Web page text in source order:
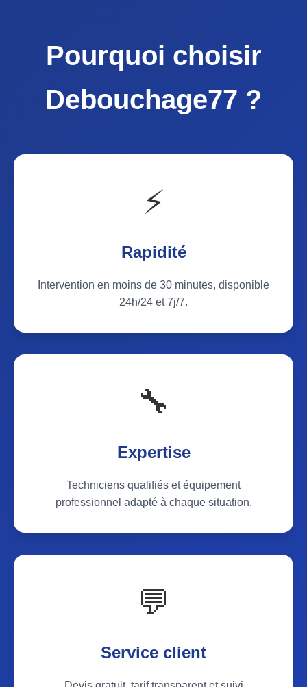
Pourquoi choisir
Debouchage77 ?
⚡
Rapidité
Intervention en moins de 30 minutes, disponible
24h/24 et 7j/7.
🔧
Expertise
Techniciens qualifiés et équipement
professionnel adapté à chaque situation.
💬
Service client